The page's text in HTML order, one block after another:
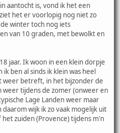
aantocht is, vond ik het een
het er voorlopig nog niet zo
winter toch nog iets
van 10 graden, met bewolkt en
jaar. Ik woon in een klein dorpje
ik ben al sinds ik klein was heel
weer betreft, in het bijzonder de
tijdens de zomer (onweer en
Lage Landen weer maar
wijk ik zo vaak mogelijk uit
zuiden (Provence) tijdens m'n